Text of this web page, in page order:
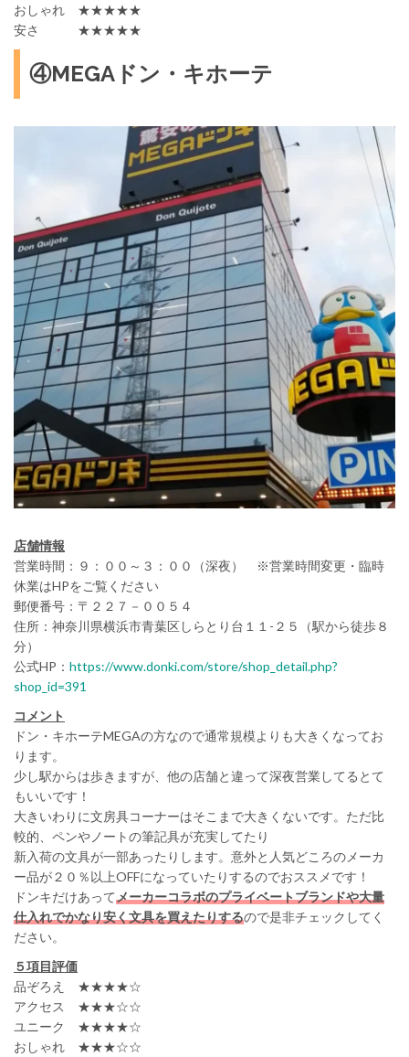
おしゃれ ★★★★★
安さ ★★★★★
④MEGAドン・キホーテ
店舗情報
営業時間：９：００～３：００（深夜） ※営業時間変更・臨時
休業はHPをご覧ください
郵便番号：〒２２７－００５４
住所：神奈川県横浜市青葉区しらとり台１１-２５（駅から徒歩８
分）
公式HP： https://www.donki.com/store/shop_detail.php?
shop_id=391
コメント
ドン・キホーテMEGAの方なので通常規模よりも大きくなってお
ります。
少し駅からは歩きますが、他の店舗と違って深夜営業してるとて
もいいです！
大きいわりに文房具コーナーはそこまで大きくないです。ただ比
較的、ペンやノートの筆記具が充実してたり
新入荷の文具が一部あったりします。意外と人気どころのメーカ
ー品が２０％以上OFFになっていたりするのでおススメです！
ドンキだけあってメーカーコラボのプライベートブランドや大量
仕入れでかなり安く文具を買えたりするので是非チェックしてく
ださい。
５項目評価
品ぞろえ ★★★★☆
アクセス ★★★☆☆
ユニーク ★★★★☆
おしゃれ ★★★☆☆